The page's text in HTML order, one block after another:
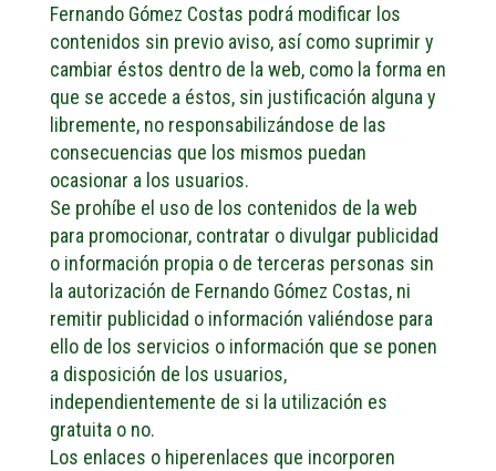
Fernando Gómez Costas podrá modificar los
contenidos sin previo aviso, así como suprimir y
cambiar éstos dentro de la web, como la forma en
que se accede a éstos, sin justificación alguna y
libremente, no responsabilizándose de las
consecuencias que los mismos puedan
ocasionar a los usuarios.
Se prohíbe el uso de los contenidos de la web
para promocionar, contratar o divulgar publicidad
o información propia o de terceras personas sin
la autorización de Fernando Gómez Costas, ni
remitir publicidad o información valiéndose para
ello de los servicios o información que se ponen
a disposición de los usuarios,
independientemente de si la utilización es
gratuita o no.
Los enlaces o hiperenlaces que incorporen